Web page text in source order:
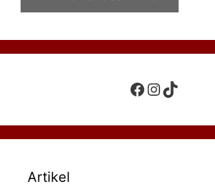
Facebook
Instagram
TikTok
Artikel